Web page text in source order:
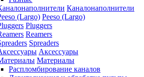
Каналонаполнители
Peeso (Largo)
Pluggers
Reamers
Spreaders
Аксессуары
Материалы
Распломбирование каналов